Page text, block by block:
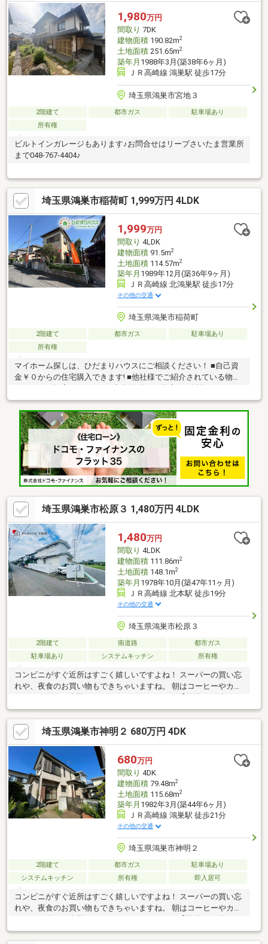
覧、ご購入後を想定したライフプラン等、お気軽に東宝ハウスラ
イフソリューションズグループ 株式会社東宝ハウス川口 営業1
課 【0120-104-861】まで！
1,980万円
間取り 7DK
建物面積190.82m2
土地面積251.65m2
築年月 1988年3月(築38年6ヶ月)
ＪＲ高崎線 鴻巣駅 徒歩17分
埼玉県鴻巣市宮地３
2階建て 都市ガス
駐車場あり
所有権
ビルトインガレージもあります♪お問合せはリープさいたま営業所
まで048-767-4404♪
埼玉県鴻巣市稲荷町 1,999万円 4LDK
1,999万円
間取り 4LDK
建物面積91.5m2
土地面積114.57m2
築年月 1989年12月(築36年9ヶ月)
ＪＲ高崎線 北鴻巣駅 徒歩17分
その他の交通
埼玉県鴻巣市稲荷町
2階建て 都市ガス
駐車場あり
所有権
マイホーム探しは、ひだまりハウスにご相談ください！ ■自己資
金￥０からの住宅購入できます! ■他社様でご紹介されている物件
スピーディーです。 ■インターネット非公開の物件もご紹介可能
です。 ■ご希望の方にはメールでのやりとりだけで大丈夫です。
■お忙しいときは現地待合せ＆現地解散できます。 ■平日のご見学
希望大歓迎です! ■住宅ローンアドバイザーが銀行手続きをお手伝
い致します。※ハザードマップ3.0㎡～5.0mに該当
埼玉県鴻巣市松原３ 1,480万円 4LDK
1,480万円
間取り 4LDK
建物面積111.86m2
土地面積148.1m2
築年月 1978年10月(築47年11ヶ月)
ＪＲ高崎線 北本駅 徒歩19分
その他の交通
埼玉県鴻巣市松原３
2階建て 南道路
都市ガス
駐車場あり
システムキッチン 所有権
コンビニがすぐ近所はすごく嬉しいですよね！ スーパーの買い忘
れや、夜食のお買い物もできちゃいますね。 朝はコーヒーやカフ
ェラテを買って出勤してみてはいかがですか？【弊社では以下の
５つをお客様にお約束いたします】1.物件の善し悪しは全て正直
にお話しします。2.無理な売り込みや契約の催促、突然の訪問
等、しつこい営業は一切行いません。3.契約したら終わりではな
くお引き渡し後、お引越し後もお客様のパートナーであること。
4.ウソやおとり広告は一切使いません。(データ更新は迅速に行い
ます。）5.お客様の個人情報は細心の注意を払って取り扱いしま
す。
埼玉県鴻巣市神明２ 680万円 4DK
680万円
間取り 4DK
建物面積79.48m2
土地面積115.68m2
築年月 1982年3月(築44年6ヶ月)
ＪＲ高崎線 鴻巣駅 徒歩21分
その他の交通
埼玉県鴻巣市神明２
2階建て 都市ガス
駐車場あり
システムキッチン
所有権 即入居可
コンビニがすぐ近所はすごく嬉しいですよね！ スーパーの買い忘
れや、夜食のお買い物もできちゃいますね。 朝はコーヒーやカフ
５つをお客様にお約束いたします】1.物件の善し悪しは全て正直
にお話しします。2.無理な売り込みや契約の催促、突然の訪問